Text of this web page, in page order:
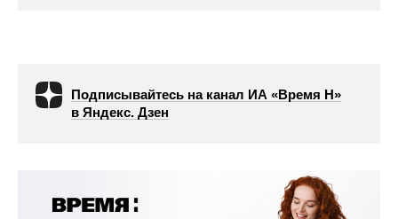
Подписывайтесь на канал ИА «Время Н»
в Яндекс. Дзен